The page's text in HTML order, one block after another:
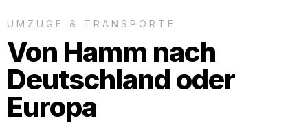
UMZÜGE & TRANSPORTE
Von Hamm nach
Deutschland oder
Europa